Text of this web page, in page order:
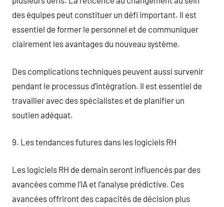
des équipes peut constituer un défi important. Il est
essentiel de former le personnel et de communiquer
clairement les avantages du nouveau système.
Des complications techniques peuvent aussi survenir
pendant le processus d’intégration. Il est essentiel de
travailler avec des spécialistes et de planifier un
soutien adéquat.
9. Les tendances futures dans les logiciels RH
Les logiciels RH de demain seront influencés par des
avancées comme l’IA et l’analyse prédictive. Ces
avancées offriront des capacités de décision plus